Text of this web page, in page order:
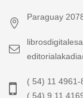
Paraguay
( 54) 11
( 54) 9 11